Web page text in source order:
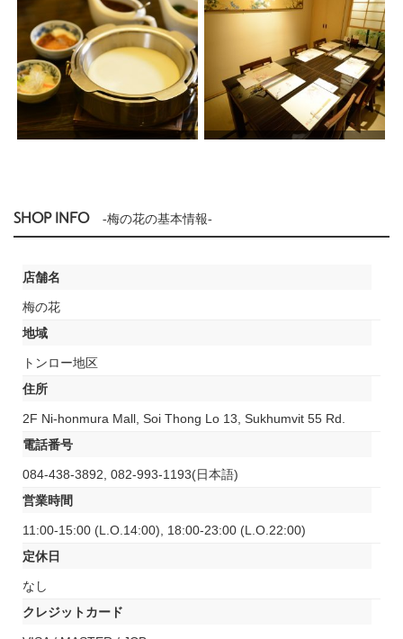
SHOP INFO -梅の花の基本情報-
店舗名
梅の花
地域
トンロー地区
住所
2F Ni-honmura Mall, Soi Thong Lo 13, Sukhumvit 55 Rd.
電話番号
084-438-3892, 082-993-1193(日本語)
営業時間
11:00-15:00 (L.O.14:00), 18:00-23:00 (L.O.22:00)
定休日
なし
クレジットカード